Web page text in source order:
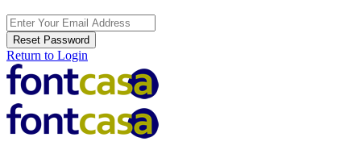
Reset Password
Return to Login